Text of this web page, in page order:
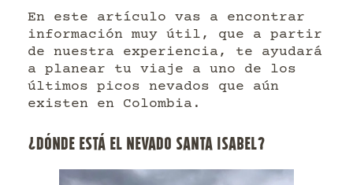
En este artículo vas a encontrar
información muy útil, que a partir
de nuestra experiencia, te ayudará
a planear tu viaje a uno de los
últimos picos nevados que aún
existen en Colombia.
¿DÓNDE ESTÁ EL NEVADO SANTA ISABEL?